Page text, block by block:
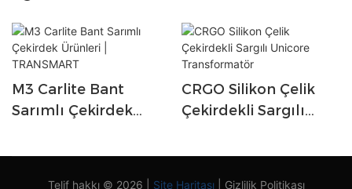
M3 Carlite Bant
Sarımlı Çekirdek
TRANSMART
CRGO Silikon Çelik
Çekirdekli Sargılı
Transformatör
Telif hakkı © 2026 | Site Haritası Gizlilik Politikası